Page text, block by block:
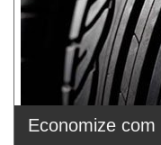
Economize com